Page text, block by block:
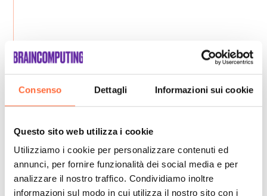
Consenso Dettagli Informazioni sui cookie
Questo sito web utilizza i cookie
Utilizziamo i cookie per personalizzare contenuti ed
annunci, per fornire funzionalità dei social media e per
analizzare il nostro traffico. Condividiamo inoltre
informazioni sul modo in cui utilizza il nostro sito con i